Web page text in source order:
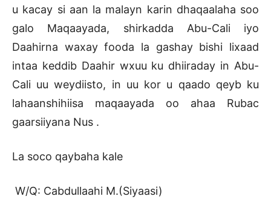
u kacay si aan la malayn karin dhaqaalaha soo
galo Maqaayada, shirkadda Abu-Cali iyo
Daahirna waxay fooda la gashay bishi lixaad
intaa keddib Daahir wxuu ku dhiiraday in Abu-
Cali uu weydiisto, in uu kor u qaado qeyb ku
lahaanshihiisa maqaayada oo ahaa Rubac
gaarsiiyana Nus .
La soco qaybaha kale
W/Q: Cabdullaahi M.(Siyaasi)